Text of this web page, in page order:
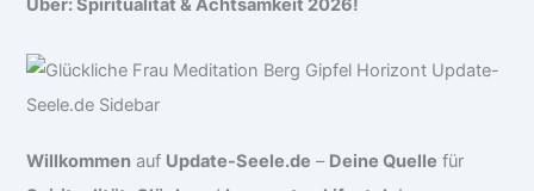
Über: Spiritualität & Achtsamkeit 2026!
Willkommen auf Update-Seele.de – Deine Quelle für